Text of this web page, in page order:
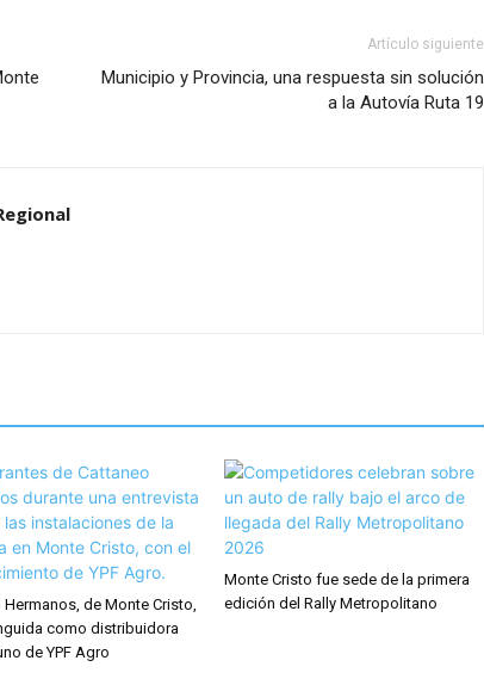
Artículo siguiente
Municipio y Provincia, una respuesta sin solución
a la Autovía Ruta 19
Hermanos, de Monte Cristo,
como distribuidora
de YPF Agro
Monte Cristo fue sede de la primera
edición del Rally Metropolitano